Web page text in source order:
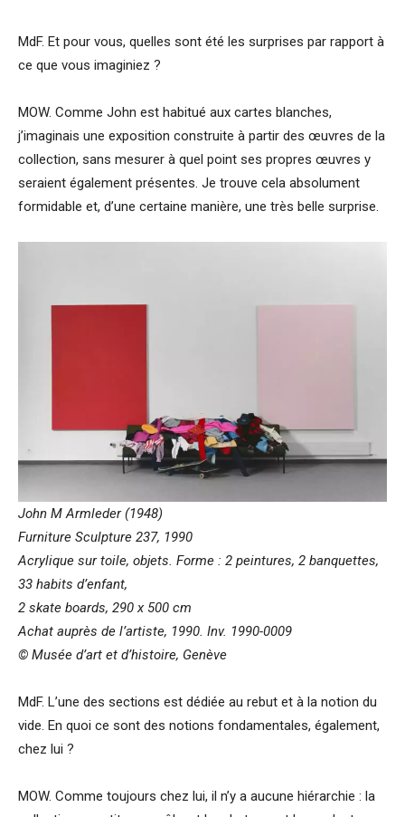
MdF. Et pour vous, quelles sont été les surprises par rapport à
ce que vous imaginiez ?
MOW. Comme John est habitué aux cartes blanches,
j’imaginais une exposition construite à partir des œuvres de la
collection, sans mesurer à quel point ses propres œuvres y
seraient également présentes. Je trouve cela absolument
formidable et, d’une certaine manière, une très belle surprise.
John M Armleder (1948)
Furniture Sculpture 237, 1990
Acrylique sur toile, objets. Forme : 2 peintures, 2 banquettes,
33 habits d’enfant,
2 skate boards, 290 x 500 cm
Achat auprès de l’artiste, 1990. Inv. 1990-0009
© Musée d’art et d’histoire, Genève
MdF. L’une des sections est dédiée au rebut et à la notion du
vide. En quoi ce sont des notions fondamentales, également,
chez lui ?
MOW. Comme toujours chez lui, il n’y a aucune hiérarchie : la